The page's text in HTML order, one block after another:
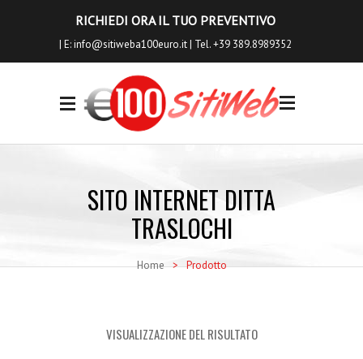
0
Siti Internet
Siti Ecommerce
Seo a Basso Costo
Richiedi Anteprima
RICHIEDI ORA IL TUO PREVENTIVO
| E:info@sitiweba100euro.it| Tel. +39 389.8989352
SITO INTERNET DITTA
TRASLOCHI
Home > Prodotto
VISUALIZZAZIONE DEL RISULTATO